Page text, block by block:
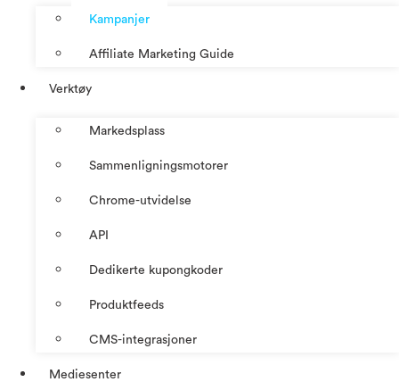
Kampanjer
Affiliate Marketing Guide
Verktøy
Markedsplass
Sammenligningsmotorer
Chrome-utvidelse
API
Dedikerte kupongkoder
Produktfeeds
CMS-integrasjoner
Mediesenter